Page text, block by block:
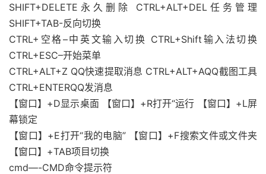
SHIFT+DELETE永久删除 CTRL+ALT+DEL任务管理
SHIFT+TAB-反向切换
CTRL+空格–中英文输入切换 CTRL+Shift输入法切换
CTRL+ESC–开始菜单
CTRL+ALT+Z QQ快速提取消息 CTRL+ALT+AQQ截图工具
CTRL+ENTERQQ发消息
【窗口】+D显示桌面 【窗口】+R打开“运行 【窗口】+L屏
幕锁定
【窗口】+E打开“我的电脑” 【窗口】+F搜索文件或文件夹
【窗口】+TAB项目切换
cmd—-CMD命令提示符